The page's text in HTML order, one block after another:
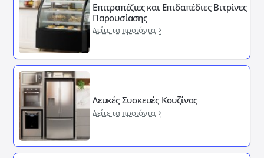
Επιτραπέζιες και Επιδαπέδιες Βιτρίνες
Παρουσίασης
Δείτε τα προιόντα
Λευκές Συσκευές Κουζίνας
Δείτε τα προιόντα